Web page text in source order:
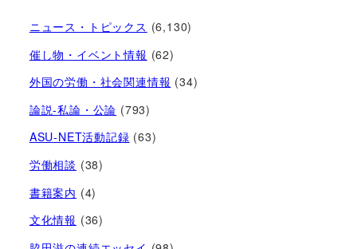
ニュース・トピックス (6,130)
催し物・イベント情報 (62)
外国の労働・社会関連情報 (34)
論説-私論・公論 (793)
ASU-NET活動記録 (63)
労働相談 (38)
書籍案内 (4)
文化情報 (36)